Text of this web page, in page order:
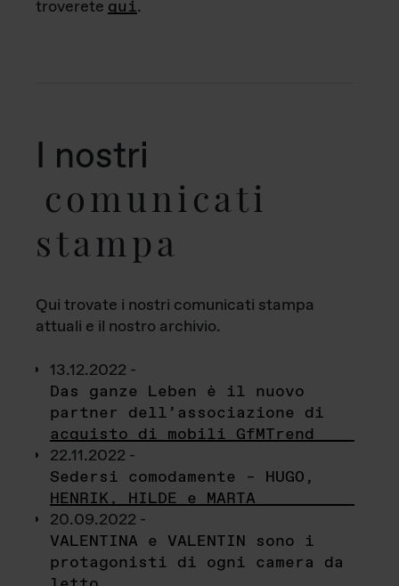
troverete qui.
I nostri
comunicati
stampa
Qui trovate i nostri comunicati stampa
attuali e il nostro archivio.
13.12.2022 -
Das ganze Leben è il nuovo
partner dell’associazione di
acquisto di mobili GfMTrend
22.11.2022 -
Sedersi comodamente – HUGO,
HENRIK, HILDE e MARTA
20.09.2022 -
VALENTINA e VALENTIN sono i
protagonisti di ogni camera da